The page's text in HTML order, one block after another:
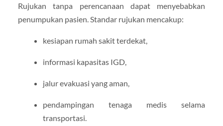
Rujukan tanpa perencanaan dapat menyebabkan
penumpukan pasien. Standar rujukan mencakup:
kesiapan rumah sakit terdekat,
informasi kapasitas IGD,
jalur evakuasi yang aman,
pendampingan tenaga medis selama
transportasi.